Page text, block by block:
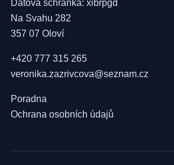
Datová schránka: xibrpgd
Na Svahu 282
357 07 Oloví
+420 777 315 265
veronika.zazrivcova@seznam.cz
Poradna
Ochrana osobních údajů